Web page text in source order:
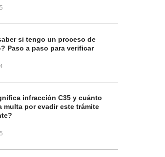
si tengo un proceso de
Paso a paso para verificar
infracción C35 y cuánto
multa por evadir este trámite